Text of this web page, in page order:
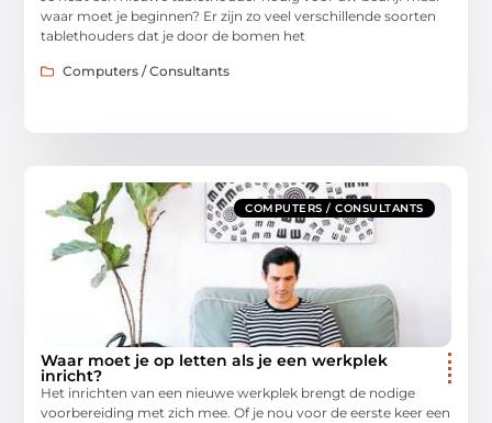
waar moet je beginnen? Er zijn zo veel verschillende soorten
tablethouders dat je door de bomen het
Computers / Consultants
COMPUTERS / CONSULTANTS
Waar moet je op letten als je een werkplek
inricht?
Het inrichten van een nieuwe werkplek brengt de nodige
voorbereiding met zich mee. Of je nou voor de eerste keer een